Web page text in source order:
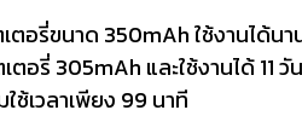
ตอรี่ขนาด 350mAh ใช้งานได้น
อรี่ 305mAh และใช้งานได้ 11
ช้เวลาเพียง 99 นาที